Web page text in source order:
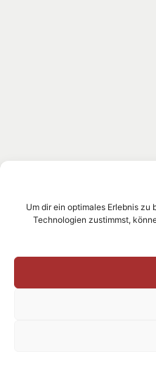
Um dir ein optimales Erlebnis
Technologien zustimmst,